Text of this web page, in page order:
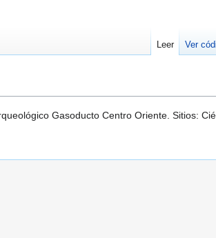
Gasoducto Centro Oriente. Sitios:
Leer Ver